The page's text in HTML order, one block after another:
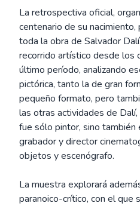
La retrospectiva oficial,
centenario de su
toda la obra de Salvador
recorrido artístico desde los
último período, analizando
pictórica, tanto la de gran
pequeño formato, pero
las otras actividades de
fue sólo pintor, sino también
grabador y director
objetos y escenógrafo.
La muestra explorará
paranoico-crítico, con el que